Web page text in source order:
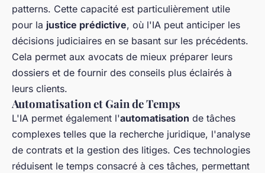
patterns. Cette capacité est particulièrement utile
pour la justice prédictive, où l'IA peut anticiper les
décisions judiciaires en se basant sur les précédents.
Cela permet aux avocats de mieux préparer leurs
dossiers et de fournir des conseils plus éclairés à
leurs clients.
Automatisation et Gain de Temps
L'IA permet également l'automatisation de tâches
complexes telles que la recherche juridique, l'analyse
de contrats et la gestion des litiges. Ces technologies
réduisent le temps consacré à ces tâches, permettant